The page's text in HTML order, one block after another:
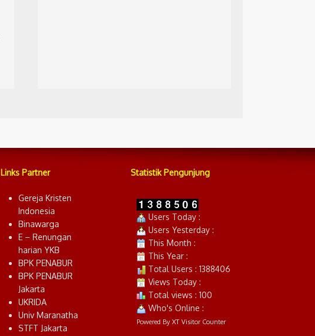
Links Partner
Gereja Kristen
Indonesia
Binawarga
E – Renungan
harian YKB
BPK PENABUR
BPK PENABUR
Jakarta
UKRIDA
Univ Maranatha
STFT Jakarta
Statistik Pengunjung
Users Today :
Users Yesterday :
This Month :
This Year :
Total Users : 1388406
Views Today :
Total views : 100
Who's Online :
Powered By XT Visitor Counter